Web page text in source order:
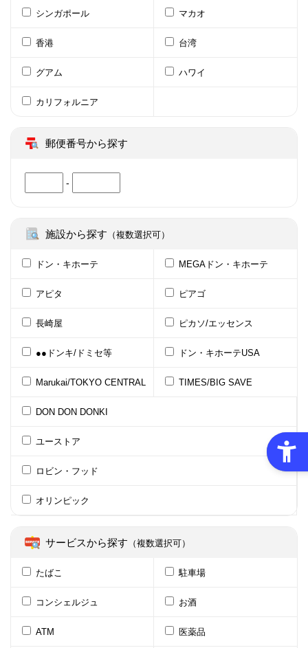
シンガポール マカオ
香港 台湾
グアム ハワイ
カリフォルニア
郵便番号から探す
-
施設から探す （複数選択可）
ドン・キホーテ MEGAドン・キホーテ
アピタ ピアゴ
長崎屋 ピカソ/エッセンス
●●ドンキ/ドミセ等 ドン・キホーテUSA
Marukai/TOKYO CENTRAL TIMES/BIG SAVE
DON DON DONKI
ユーストア
ロビン・フッド
オリンピック
サービスから探す （複数選択可）
たばこ 駐車場
コンシェルジュ お酒
ATM 医薬品